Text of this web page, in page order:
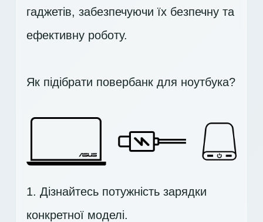
гаджетів, забезпечуючи їх безпечну та
ефективну роботу.
Як підібрати повербанк для ноутбука?
1. Дізнайтесь потужність зарядки
конкретної моделі.